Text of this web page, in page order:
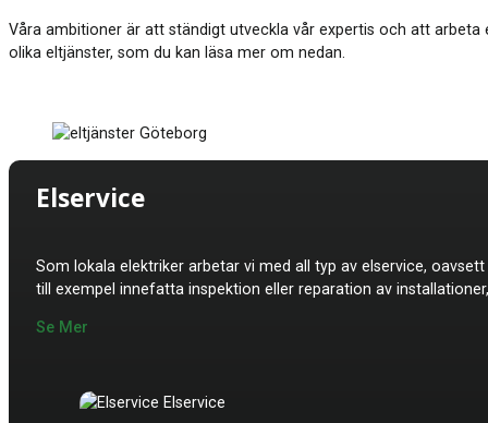
Våra ambitioner är att ständigt utveckla vår expertis och att
olika eltjänster, som du kan läsa mer om nedan.
Elservice
Som lokala elektriker arbetar vi med all typ av elservice,
till exempel innefatta inspektion eller reparation av
Se Mer